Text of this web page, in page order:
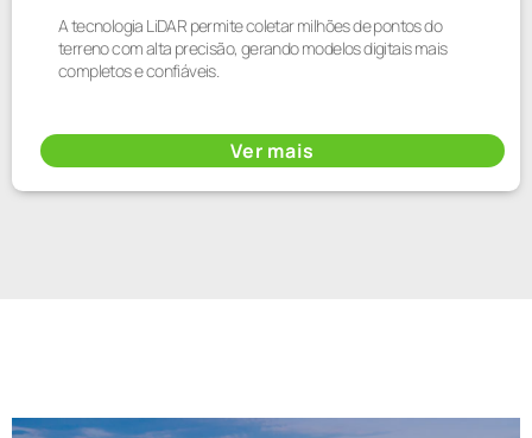
A tecnologia LiDAR permite coletar milhões de pontos do
terreno com alta precisão, gerando modelos digitais mais
completos e confiáveis.
Ver mais